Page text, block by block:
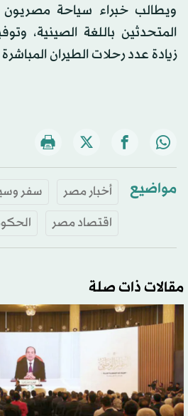
ويطالب خبراء سياحة مصريون
المتحدثين باللغة الصينية،
زيادة عدد رحلات الطيران
مواضيع أخبار مصر سفر
اقتصاد مصر
مقالات ذات صلة